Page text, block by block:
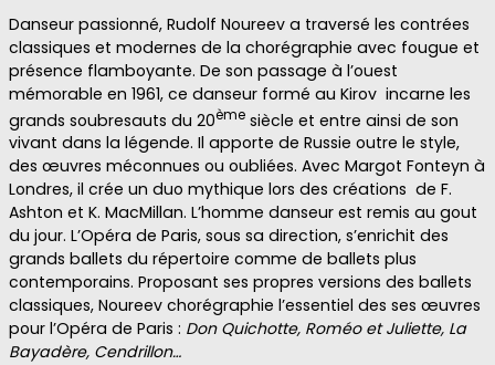
Danseur passionné, Rudolf Noureev a traversé les contrées
classiques et modernes de la chorégraphie avec fougue et
présence flamboyante. De son passage à l’ouest
mémorable en 1961, ce danseur formé au Kirov incarne les
grands soubresauts du 20ème siècle et entre ainsi de son
vivant dans la légende. Il apporte de Russie outre le style,
des œuvres méconnues ou oubliées. Avec Margot Fonteyn à
Londres, il crée un duo mythique lors des créations de F.
Ashton et K. MacMillan. L’homme danseur est remis au gout
du jour. L’Opéra de Paris, sous sa direction, s’enrichit des
grands ballets du répertoire comme de ballets plus
contemporains. Proposant ses propres versions des ballets
classiques, Noureev chorégraphie l’essentiel des ses œuvres
pour l’Opéra de Paris : Don Quichotte, Roméo et Juliette, La
Bayadère, Cendrillon…